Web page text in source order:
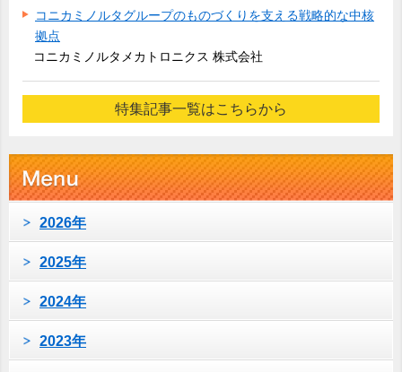
コニカミノルタグループのものづくりを支える戦略的な中核
拠点
コニカミノルタメカトロニクス 株式会社
特集記事一覧はこちらから
2026年
2025年
2024年
2023年